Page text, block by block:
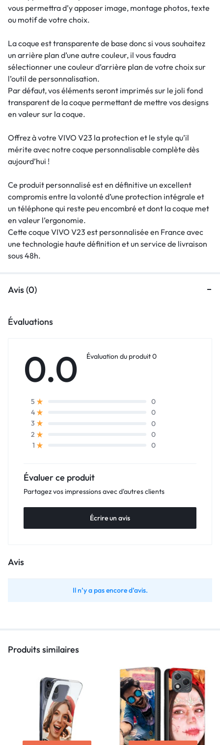
vous permettra d’y apposer image, montage photos, texte
ou motif de votre choix.
La coque est transparente de base donc si vous souhaitez
un arrière plan d’une autre couleur, il vous faudra
sélectionner une couleur d’arrière plan de votre choix sur
l’outil de personnalisation.
Par défaut, vos éléments seront imprimés sur le joli fond
transparent de la coque permettant de mettre vos designs
en valeur sur la coque.
Offrez à votre VIVO V23 la protection et le style qu’il
mérite avec notre coque personnalisable complète dès
aujourd’hui !
Ce produit personnalisé est en définitive un excellent
compromis entre la volonté d’une protection intégrale et
un téléphone qui reste peu encombré et dont la coque met
en valeur l’ergonomie.
Cette coque VIVO V23 est personnalisée en France avec
une technologie haute définition et un service de livraison
sous 48h.
Avis (0)
Évaluations
0.0 Évaluation du produit 0
5
0
4
0
3
0
2
0
1
0
Évaluer ce produit
Partagez vos impressions avec d'autres clients
Écrire un avis
Avis
Il n’y a pas encore d’avis.
Produits similaires